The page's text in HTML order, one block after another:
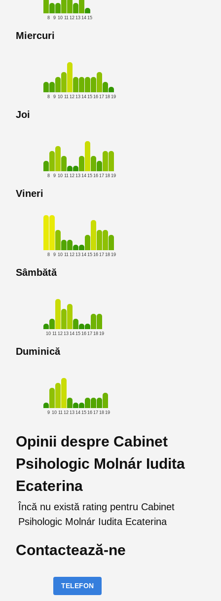
8 9 10 11 12 13 14 15
Miercuri
8 9 10 11 12 13 14 15 16 17 18 19
Joi
8 9 10 11 12 13 14 15 16 17 18 19
Vineri
8 9 10 11 12 13 14 15 16 17 18 19
Sâmbătă
10 11 12 13 14 15 16 17 18 19
Duminică
9 10 11 12 13 14 15 16 17 18 19
Opinii despre Cabinet
Psihologic Molnár Iudita
Ecaterina
Încă nu există rating pentru Cabinet
Psihologic Molnár Iudita Ecaterina
Contactează-ne
TELEFON